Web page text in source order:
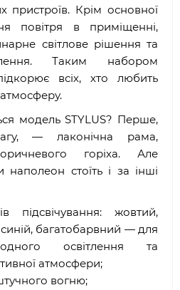
пристроїв. Крім основної
повітря в приміщенні,
світлове рішення та
Таким набором
всіх, хто любить
модель STYLUS? Перше,
— лаконічна рама,
горіха. Але
наполеон стоїть і за інші
підсвічування: жовтий,
багатобарвний — для
освітлення та
атмосфери;
вогню;